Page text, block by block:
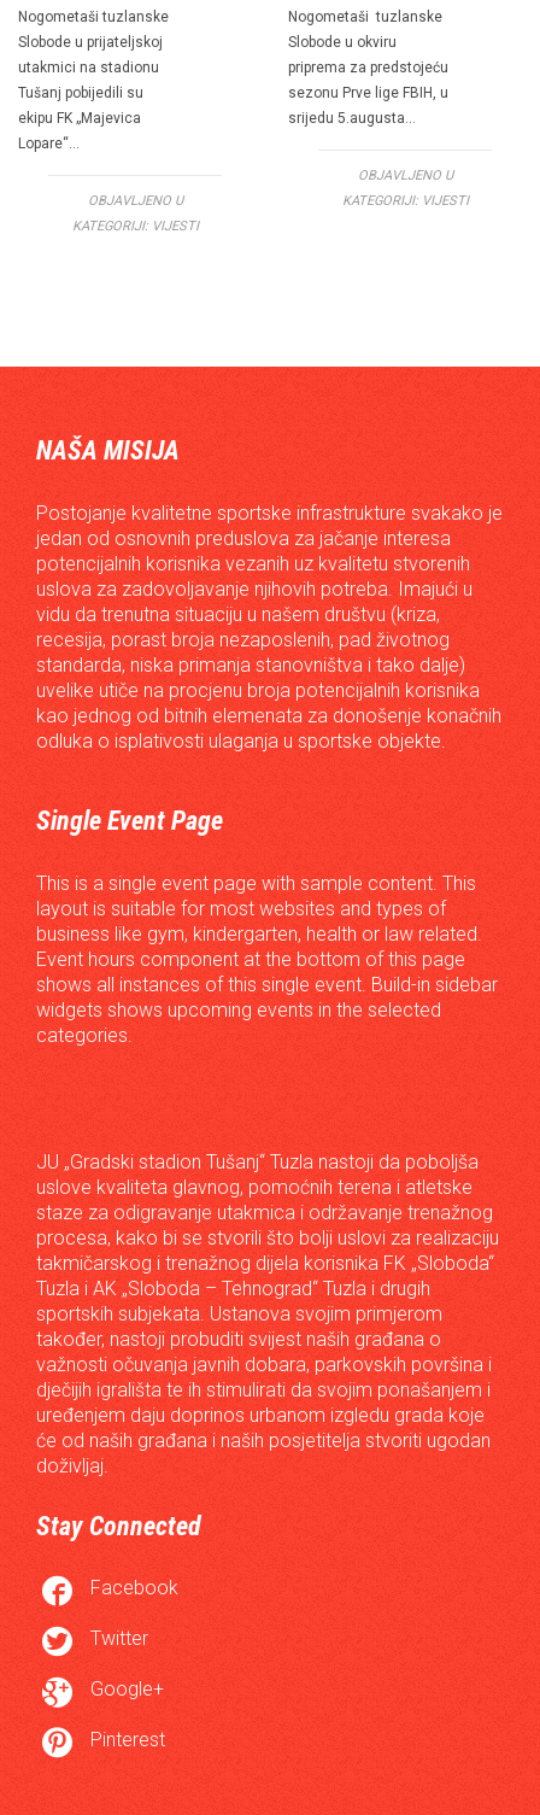
Nogometaši tuzlanske
Slobode u prijateljskoj
utakmici na stadionu
Tušanj pobijedili su
ekipu FK „Majevica
Lopare“…
OBJAVLJENO U
KATEGORIJI: VIJESTI
Nogometaši tuzlanske
Slobode u okviru
priprema za predstojeću
sezonu Prve lige FBIH, u
srijedu 5.augusta…
OBJAVLJENO U
KATEGORIJI: VIJESTI
NAŠA MISIJA
Postojanje kvalitetne sportske infrastrukture svakako je
jedan od osnovnih preduslova za jačanje interesa
potencijalnih korisnika vezanih uz kvalitetu stvorenih
uslova za zadovoljavanje njihovih potreba. Imajući u
vidu da trenutna situaciju u našem društvu (kriza,
recesija, porast broja nezaposlenih, pad životnog
standarda, niska primanja stanovništva i tako dalje)
uvelike utiče na procjenu broja potencijalnih korisnika
kao jednog od bitnih elemenata za donošenje konačnih
odluka o isplativosti ulaganja u sportske objekte.
Single Event Page
This is a single event page with sample content. This
layout is suitable for most websites and types of
business like gym, kindergarten, health or law related.
Event hours component at the bottom of this page
shows all instances of this single event. Build-in sidebar
widgets shows upcoming events in the selected
categories.
JU „Gradski stadion Tušanj“ Tuzla nastoji da poboljša
uslove kvaliteta glavnog, pomoćnih terena i atletske
staze za odigravanje utakmica i održavanje trenažnog
procesa, kako bi se stvorili što bolji uslovi za realizaciju
takmičarskog i trenažnog dijela korisnika FK „Sloboda“
Tuzla i AK „Sloboda – Tehnograd“ Tuzla i drugih
sportskih subjekata. Ustanova svojim primjerom
također, nastoji probuditi svijest naših građana o
važnosti očuvanja javnih dobara, parkovskih površina i
dječijih igrališta te ih stimulirati da svojim ponašanjem i
uređenjem daju doprinos urbanom izgledu grada koje
će od naših građana i naših posjetitelja stvoriti ugodan
doživljaj.
Stay Connected
 Facebook
 Twitter
 Google+
 Pinterest